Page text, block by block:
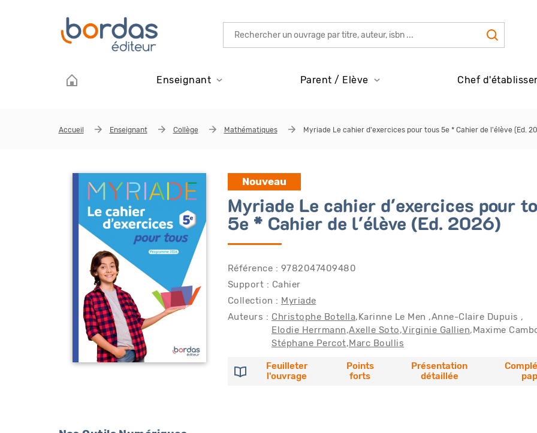
Aller au contenu principal
Enseignant Parent / Elève Chef
Accueil Enseignant Collège Mathématiques Myriade Le cahier d'exercices pour tous 5e * Cahier de l'élève (Ed.
Nouveau
Myriade Le cahier d'exercices pour
5e * Cahier de l'élève (Ed. 2026)
Référence : 9782047409480
Support : Cahier
Collection : Myriade
Auteurs : Christophe Botella Karinne Le Men
Anne-Claire Dupuis
Elodie Herrmann Axelle Soto Virginie Gallien Maxime
Stéphane Percot Marc Boullis
Feuilleter
l'ouvrage
Points
forts
Présentation
détaillée